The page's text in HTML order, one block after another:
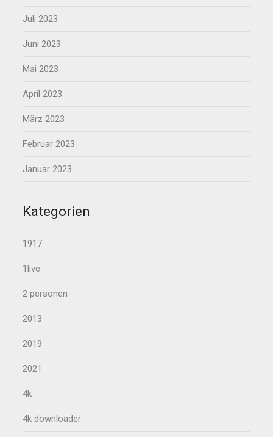
Juli 2023
Juni 2023
Mai 2023
April 2023
März 2023
Februar 2023
Januar 2023
Kategorien
1917
1live
2 personen
2013
2019
2021
4k
4k downloader